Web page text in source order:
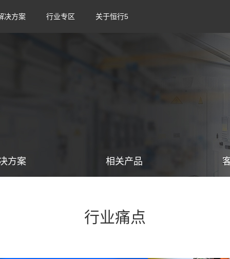
决方案 行业专区 关于恒行5
方案 相关产品
行业痛点